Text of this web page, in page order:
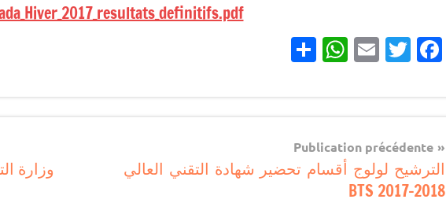
Facebook
Twitter
Email
WhatsApp
Navigation
de
l’article
Publication précédente
الترشيح لولوج أقسام تحضير شهادة التقني العالي
BTS 2017-2018
وزارة